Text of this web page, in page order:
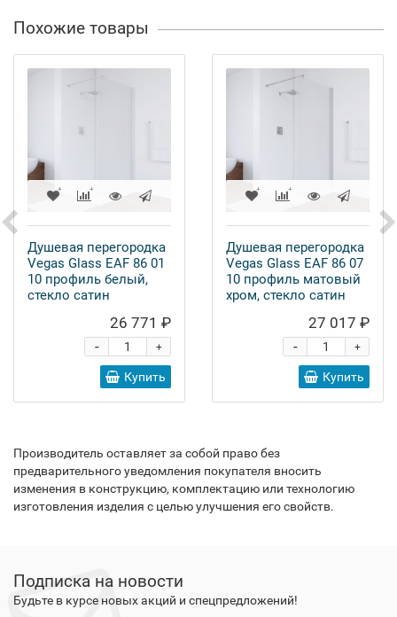
Похожие товары
Душевая перегородка
Vegas Glass EAF 86 01
10 профиль белый,
стекло сатин
26 771 ₽
+
-
Купить
Душевая перегородка
Vegas Glass EAF 86 07
10 профиль матовый
хром, стекло сатин
27 017 ₽
+
-
Купить
Производитель оставляет за собой право без
предварительного уведомления покупателя вносить
изменения в конструкцию, комплектацию или технологию
изготовления изделия с целью улучшения его свойств.
Подписка на новости
Будьте в курсе новых акций и спецпредложений!